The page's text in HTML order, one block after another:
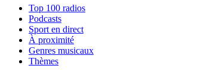
Top 100 radios
Podcasts
Sport en direct
À proximité
Genres musicaux
Thèmes